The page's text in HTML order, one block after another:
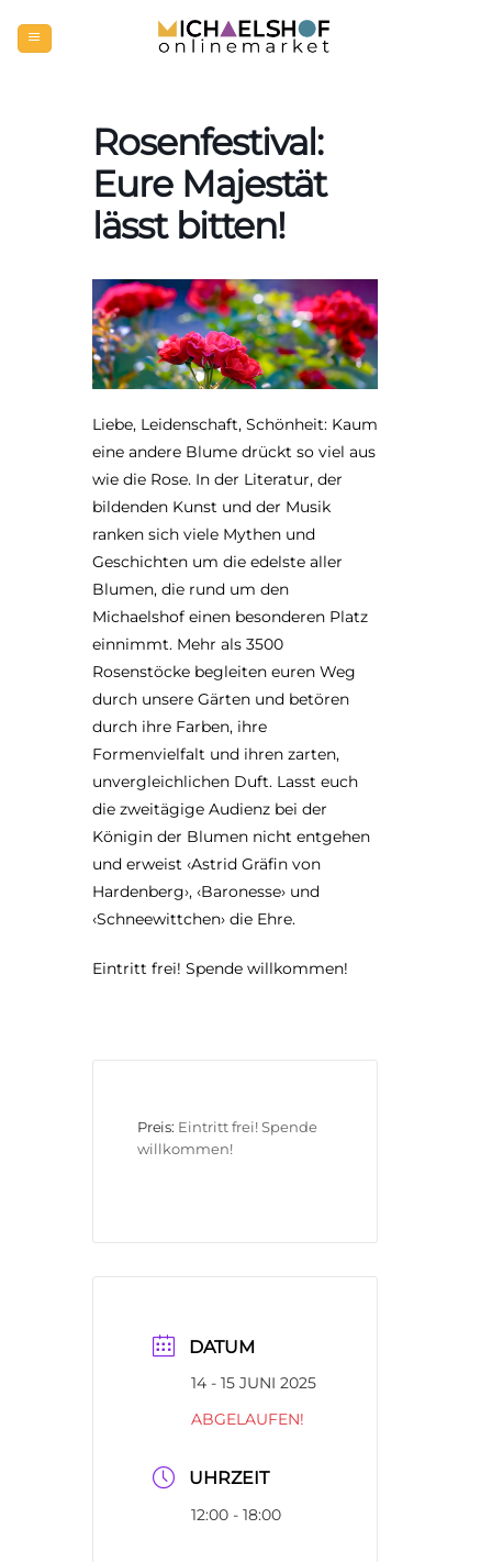
Inhalt
springen
Rosenfestival:
Eure Majestät
lässt bitten!
Liebe, Leidenschaft, Schönheit: Kaum
eine andere Blume drückt so viel aus
wie die Rose. In der Literatur, der
bildenden Kunst und der Musik
ranken sich viele Mythen und
Geschichten um die edelste aller
Blumen, die rund um den
Michaelshof einen besonderen Platz
einnimmt. Mehr als 3500
Rosenstöcke begleiten euren Weg
durch unsere Gärten und betören
durch ihre Farben, ihre
Formenvielfalt und ihren zarten,
unvergleichlichen Duft. Lasst euch
die zweitägige Audienz bei der
Königin der Blumen nicht entgehen
und erweist ‹Astrid Gräfin von
Hardenberg›, ‹Baronesse› und
‹Schneewittchen› die Ehre.
Eintritt frei! Spende willkommen!
Preis: Eintritt frei! Spende
willkommen!
DATUM
14 - 15 JUNI 2025
ABGELAUFEN!
UHRZEIT
12:00 - 18:00